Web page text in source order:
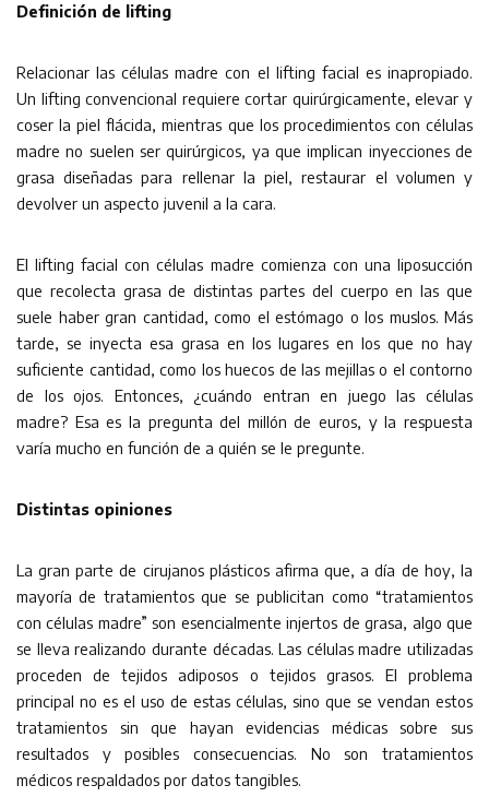
Definición de lifting
Relacionar las células madre con el lifting facial es inapropiado.
Un lifting convencional requiere cortar quirúrgicamente, elevar y
coser la piel flácida, mientras que los procedimientos con células
madre no suelen ser quirúrgicos, ya que implican inyecciones de
grasa diseñadas para rellenar la piel, restaurar el volumen y
devolver un aspecto juvenil a la cara.
El lifting facial con células madre comienza con una liposucción
que recolecta grasa de distintas partes del cuerpo en las que
suele haber gran cantidad, como el estómago o los muslos. Más
tarde, se inyecta esa grasa en los lugares en los que no hay
suficiente cantidad, como los huecos de las mejillas o el contorno
de los ojos. Entonces, ¿cuándo entran en juego las células
madre? Esa es la pregunta del millón de euros, y la respuesta
varía mucho en función de a quién se le pregunte.
Distintas opiniones
La gran parte de cirujanos plásticos afirma que, a día de hoy, la
mayoría de tratamientos que se publicitan como “tratamientos
con células madre” son esencialmente injertos de grasa, algo que
se lleva realizando durante décadas. Las células madre utilizadas
proceden de tejidos adiposos o tejidos grasos. El problema
principal no es el uso de estas células, sino que se vendan estos
tratamientos sin que hayan evidencias médicas sobre sus
resultados y posibles consecuencias. No son tratamientos
médicos respaldados por datos tangibles.